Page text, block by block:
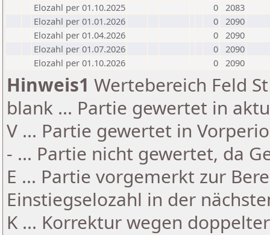
Elozahl per 01.10.2025
0 2083
Elozahl per 01.01.2026
0 2090
Elozahl per 01.04.2026
0 2090
Elozahl per 01.07.2026
0 2090
Elozahl per 01.10.2026
0 2090
Hinweis1 Wertebereich Feld
blank ... Partie gewertet in
V ... Partie gewertet in
- ... Partie nicht gewertet, da
E ... Partie vorgemerkt zur
Einstiegselozahl in der
K ... Korrektur wegen